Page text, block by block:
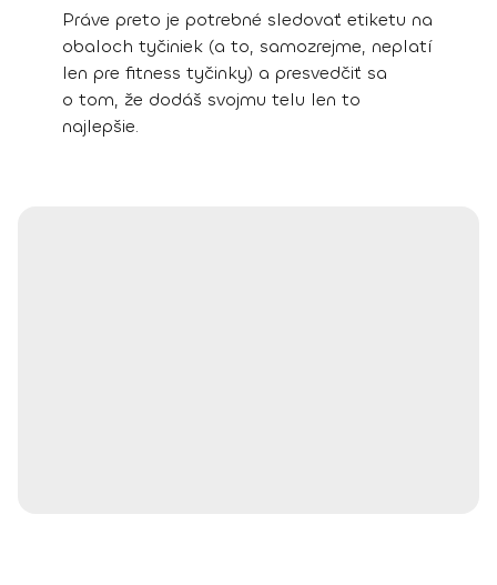
Práve preto je potrebné sledovať etiketu na
obaloch tyčiniek (a to, samozrejme, neplatí
len pre fitness tyčinky) a presvedčiť sa
o tom, že dodáš svojmu telu len to
najlepšie.